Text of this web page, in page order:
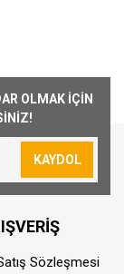
OLMAK İÇİN
KAYDOL
Sözleşmesi